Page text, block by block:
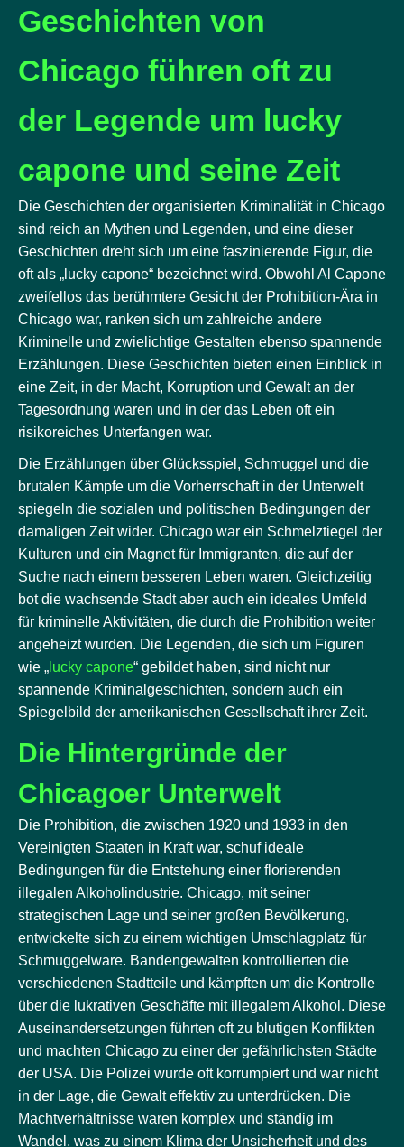
Geschichten von
Chicago führen oft zu
der Legende um lucky
capone und seine Zeit
Die Geschichten der organisierten Kriminalität in Chicago
sind reich an Mythen und Legenden, und eine dieser
Geschichten dreht sich um eine faszinierende Figur, die
oft als „lucky capone“ bezeichnet wird. Obwohl Al Capone
zweifellos das berühmtere Gesicht der Prohibition-Ära in
Chicago war, ranken sich um zahlreiche andere
Kriminelle und zwielichtige Gestalten ebenso spannende
Erzählungen. Diese Geschichten bieten einen Einblick in
eine Zeit, in der Macht, Korruption und Gewalt an der
Tagesordnung waren und in der das Leben oft ein
risikoreiches Unterfangen war.
Die Erzählungen über Glücksspiel, Schmuggel und die
brutalen Kämpfe um die Vorherrschaft in der Unterwelt
spiegeln die sozialen und politischen Bedingungen der
damaligen Zeit wider. Chicago war ein Schmelztiegel der
Kulturen und ein Magnet für Immigranten, die auf der
Suche nach einem besseren Leben waren. Gleichzeitig
bot die wachsende Stadt aber auch ein ideales Umfeld
für kriminelle Aktivitäten, die durch die Prohibition weiter
angeheizt wurden. Die Legenden, die sich um Figuren
wie „ lucky capone“ gebildet haben, sind nicht nur
spannende Kriminalgeschichten, sondern auch ein
Spiegelbild der amerikanischen Gesellschaft ihrer Zeit.
Die Hintergründe der
Chicagoer Unterwelt
Die Prohibition, die zwischen 1920 und 1933 in den
Vereinigten Staaten in Kraft war, schuf ideale
Bedingungen für die Entstehung einer florierenden
illegalen Alkoholindustrie. Chicago, mit seiner
strategischen Lage und seiner großen Bevölkerung,
entwickelte sich zu einem wichtigen Umschlagplatz für
Schmuggelware. Bandengewalten kontrollierten die
verschiedenen Stadtteile und kämpften um die Kontrolle
über die lukrativen Geschäfte mit illegalem Alkohol. Diese
Auseinandersetzungen führten oft zu blutigen Konflikten
und machten Chicago zu einer der gefährlichsten Städte
der USA. Die Polizei wurde oft korrumpiert und war nicht
in der Lage, die Gewalt effektiv zu unterdrücken. Die
Machtverhältnisse waren komplex und ständig im
Wandel, was zu einem Klima der Unsicherheit und des